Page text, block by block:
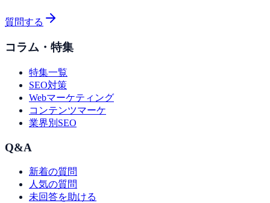
質問する
コラム・特集
特集一覧
SEO対策
Webマーケティング
コンテンツマーケ
業界別SEO
Q&A
新着の質問
人気の質問
未回答を助ける